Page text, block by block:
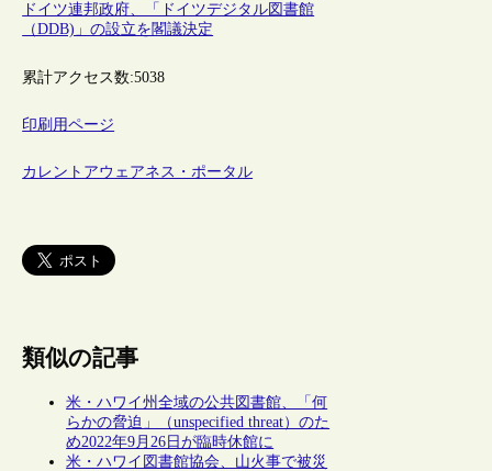
ドイツ連邦政府、「ドイツデジタル図書館
（DDB)」の設立を閣議決定
累計アクセス数:5038
印刷用ページ
カレントアウェアネス・ポータル
類似の記事
米・ハワイ州全域の公共図書館、「何
らかの脅迫」（unspecified threat）のた
め2022年9月26日が臨時休館に
米・ハワイ図書館協会、山火事で被災